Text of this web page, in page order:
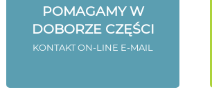
POMAGAMY W
DOBORZE CZĘŚCI
KONTAKT ON-LINE E-MAIL